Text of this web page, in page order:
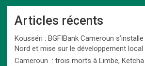
Articles récents
Kousséri : BGFIBank Cameroun
Nord et mise sur le développement local
Cameroun : trois morts à Limbe,